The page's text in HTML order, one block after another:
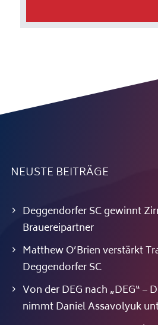
NEUSTE BEITRÄGE
Deggendorfer SC gewinnt
Brauereipartner
Matthew O’Brien verstärkt
Deggendorfer SC
Von der DEG nach „DEG“ –
nimmt Daniel Assavolyuk